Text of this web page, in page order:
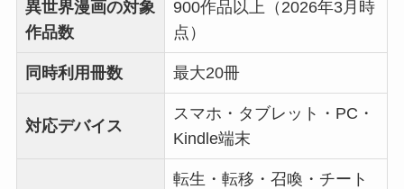
異世界漫画の対象
作品数
900作品以上（2026年3月時
点）
同時利用冊数 最大20冊
対応デバイス
スマホ・タブレット・PC・
Kindle端末
転生・転移・召喚・チート